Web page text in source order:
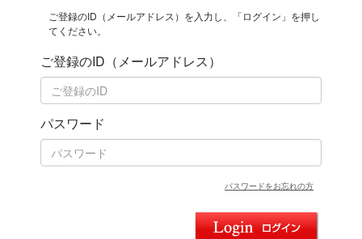
ご登録のID（メールアドレス）を入力し、「ログイン」を押し
てください。
ご登録のID（メールアドレス）
パスワード
パスワードをお忘れの方